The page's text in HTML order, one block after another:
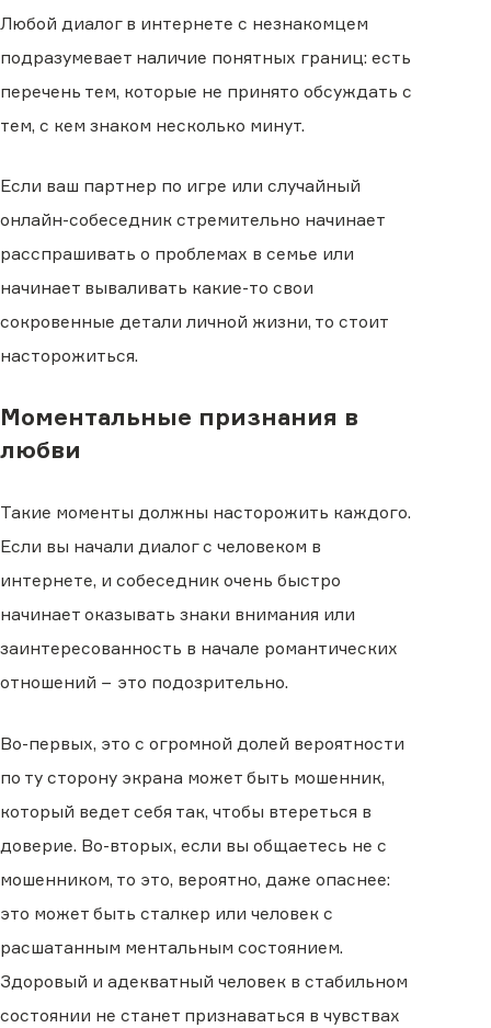
Любой диалог в интернете с незнакомцем
подразумевает наличие понятных границ: есть
перечень тем, которые не принято обсуждать с
тем, с кем знаком несколько минут.
Если ваш партнер по игре или случайный
онлайн-собеседник стремительно начинает
расспрашивать о проблемах в семье или
начинает вываливать какие-то свои
сокровенные детали личной жизни, то стоит
насторожиться.
Моментальные признания в
любви
Такие моменты должны насторожить каждого.
Если вы начали диалог с человеком в
интернете, и собеседник очень быстро
начинает оказывать знаки внимания или
заинтересованность в начале романтических
отношений − это подозрительно.
Во-первых, это с огромной долей вероятности
по ту сторону экрана может быть мошенник,
который ведет себя так, чтобы втереться в
доверие. Во-вторых, если вы общаетесь не с
мошенником, то это, вероятно, даже опаснее:
это может быть сталкер или человек с
расшатанным ментальным состоянием.
Здоровый и адекватный человек в стабильном
состоянии не станет признаваться в чувствах